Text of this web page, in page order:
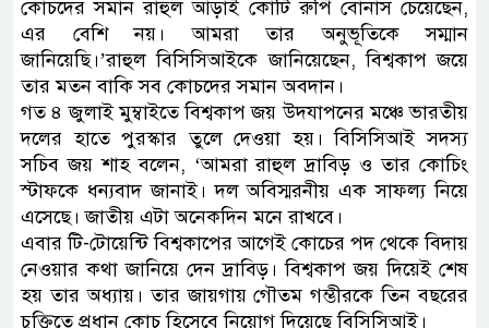
কোচদের সমান রাহুল আড়াই কোটি রুপি বোনাস চেয়েছেন,
এর বেশি নয়। আমরা তার অনুভূতিকে সম্মান
জানিয়েছি।’রাহুল বিসিসিআইকে জানিয়েছেন, বিশ্বকাপ জয়ে
তার মতন বাকি সব কোচদের সমান অবদান।
গত ৪ জুলাই মুম্বাইতে বিশ্বকাপ জয় উদযাপনের মঞ্চে ভারতীয়
দলের হাতে পুরস্কার তুলে দেওয়া হয়। বিসিসিআই সদস্য
সচিব জয় শাহ বলেন, ‘আমরা রাহুল দ্রাবিড় ও তার কোচিং
স্টাফকে ধন্যবাদ জানাই। দল অবিস্মরনীয় এক সাফল্য নিয়ে
এসেছে। জাতীয় এটা অনেকদিন মনে রাখবে।
এবার টি-টোয়েন্টি বিশ্বকাপের আগেই কোচের পদ থেকে বিদায়
নেওয়ার কথা জানিয়ে দেন দ্রাবিড়। বিশ্বকাপ জয় দিয়েই শেষ
হয় তার অধ্যায়। তার জায়গায় গৌতম গম্ভীরকে তিন বছরের
চুক্তিতে প্রধান কোচ হিসেবে নিয়োগ দিয়েছে বিসিসিআই।